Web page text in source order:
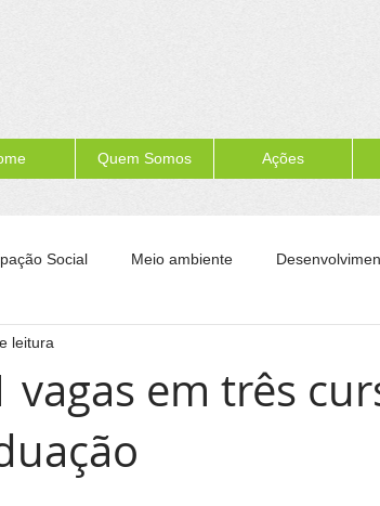
Quem Somos Ações
Social Meio ambiente
a cidadania
vagas em três
leitura